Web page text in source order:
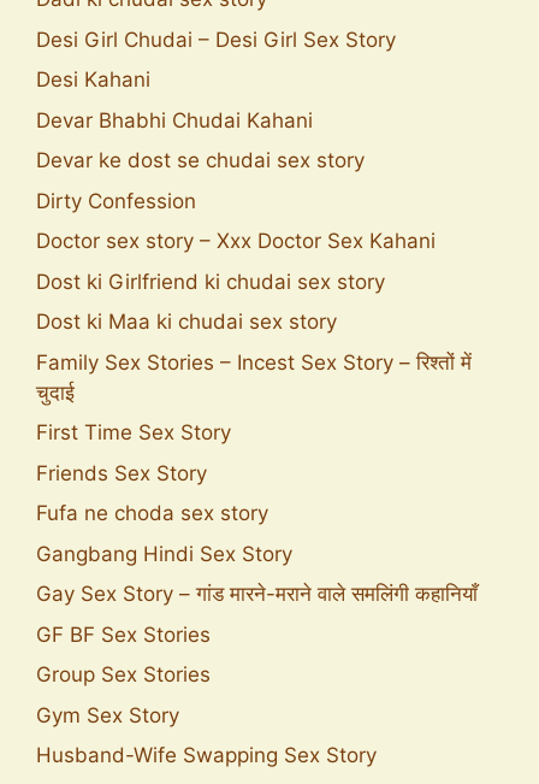
Desi Girl Chudai – Desi Girl Sex Story
Desi Kahani
Devar Bhabhi Chudai Kahani
Devar ke dost se chudai sex story
Dirty Confession
Doctor sex story – Xxx Doctor Sex Kahani
Dost ki Girlfriend ki chudai sex story
Dost ki Maa ki chudai sex story
Family Sex Stories – Incest Sex Story – रिश्तों में
चुदाई
First Time Sex Story
Friends Sex Story
Fufa ne choda sex story
Gangbang Hindi Sex Story
Gay Sex Story – गांड मारने-मराने वाले समलिंगी कहानियाँ
GF BF Sex Stories
Group Sex Stories
Gym Sex Story
Husband-Wife Swapping Sex Story